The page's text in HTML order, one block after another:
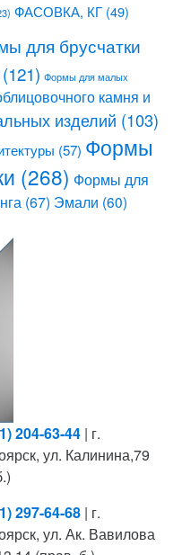
ФАСОВКА, КГ (49)
для брусчатки
(121) Формы для малых
камня и
изделий (103)
(57) Формы
(268) Формы для
(67) Эмали (60)
204-63-44 | г.
ул. Калинина,79
297-64-68 | г.
ул. Ак. Вавилова